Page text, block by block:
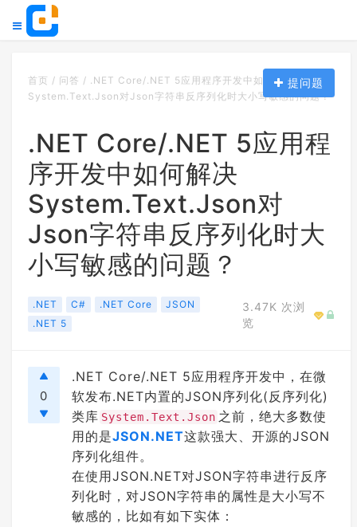
提问题
首页 / 问答 / .NET Core/.NET 5应用程序开发中如何解决
System.Text.Json对Json字符串反序列化时大小写敏感的问题？
.NET Core/.NET 5应用程
序开发中如何解决
System.Text.Json对
Json字符串反序列化时大
小写敏感的问题？
.NET C# .NET Core
JSON
.NET 5
3.47K 次浏
览
0
.NET Core/.NET 5应用程序开发中，在微
软发布.NET内置的JSON序列化(反序列化)
类库 System.Text.Json 之前，绝大多数使
用的是JSON.NET这款强大、开源的JSON
序列化组件。
在使用JSON.NET对JSON字符串进行反序
列化时，对JSON字符串的属性是大小写不
敏感的，比如有如下实体：